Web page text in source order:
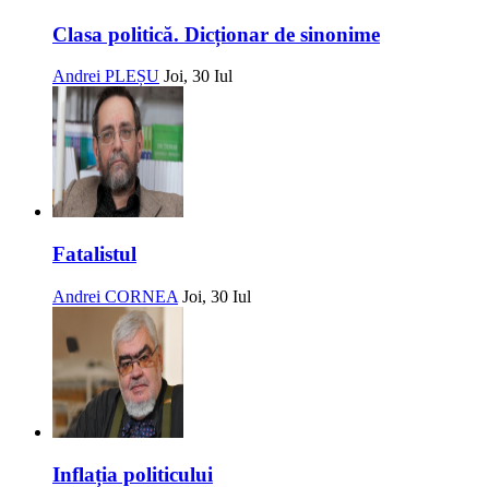
Clasa politică. Dicționar de sinonime
Andrei PLEȘU Joi, 30 Iul
Fatalistul
Andrei CORNEA Joi, 30 Iul
Inflația politicului